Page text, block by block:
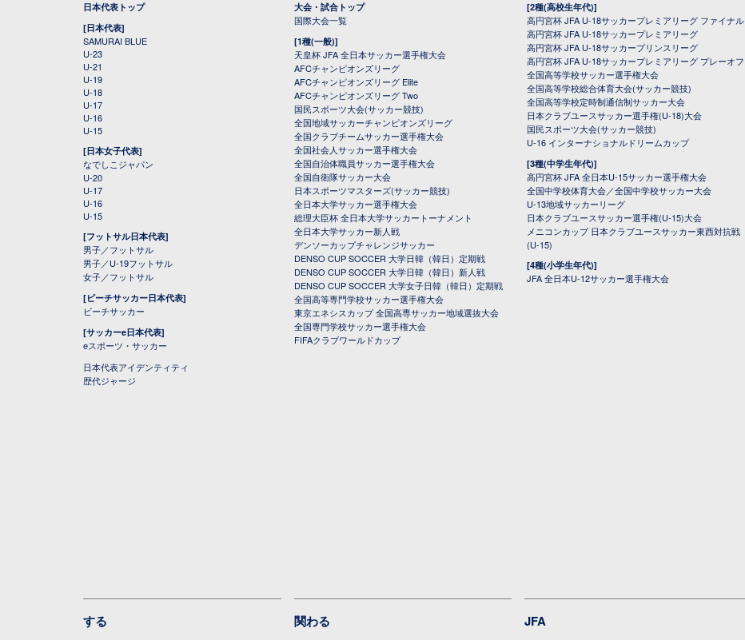
日本代表トップ
[日本代表]
SAMURAI BLUE
U-23
U-21
U-19
U-18
U-17
U-16
U-15
[日本女子代表]
なでしこジャパン
U-20
U-17
U-16
U-15
[フットサル日本代表]
男子／フットサル
男子／U-19フットサル
女子／フットサル
[ビーチサッカー日本代表]
ビーチサッカー
[サッカーe日本代表]
eスポーツ・サッカー
日本代表アイデンティティ
歴代ジャージ
大会・試合トップ
国際大会一覧
[1種(一般)]
天皇杯 JFA 全日本サッカー選手権大会
AFCチャンピオンズリーグ
AFCチャンピオンズリーグ Elite
AFCチャンピオンズリーグ Two
国民スポーツ大会(サッカー競技)
全国地域サッカーチャンピオンズリーグ
全国クラブチームサッカー選手権大会
全国社会人サッカー選手権大会
全国自治体職員サッカー選手権大会
全国自衛隊サッカー大会
日本スポーツマスターズ(サッカー競技)
全日本大学サッカー選手権大会
総理大臣杯 全日本大学サッカートーナメント
全日本大学サッカー新人戦
デンソーカップチャレンジサッカー
DENSO CUP SOCCER 大学日韓（韓日）定期戦
DENSO CUP SOCCER 大学日韓（韓日）新人戦
DENSO CUP SOCCER 大学女子日韓（韓日）定期戦
全国高等専門学校サッカー選手権大会
東京エネシスカップ 全国高専サッカー地域選抜大会
全国専門学校サッカー選手権大会
FIFAクラブワールドカップ
[2種(高校生年代)]
高円宮杯 JFA U-18サッカープレミアリーグ ファイナル
高円宮杯 JFA U-18サッカープレミアリーグ
高円宮杯 JFA U-18サッカープリンスリーグ
高円宮杯 JFA U-18サッカープレミアリーグ プレーオフ
全国高等学校サッカー選手権大会
全国高等学校総合体育大会(サッカー競技)
全国高等学校定時制通信制サッカー大会
日本クラブユースサッカー選手権(U-18)大会
国民スポーツ大会(サッカー競技)
U-16 インターナショナルドリームカップ
[3種(中学生年代)]
高円宮杯 JFA 全日本U-15サッカー選手権大会
全国中学校体育大会／全国中学校サッカー大会
U-13地域サッカーリーグ
日本クラブユースサッカー選手権(U-15)大会
メニコンカップ 日本クラブユースサッカー東西対抗戦
(U-15)
[4種(小学生年代)]
JFA 全日本U-12サッカー選手権大会
する 関わる JFA